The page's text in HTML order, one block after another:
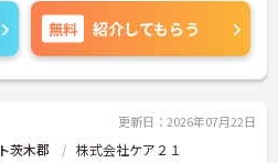
きやすい環境が整っ
いただけます。
策ポイントなど、さら
気軽にご相談くださ
無料 紹介してもらう
更新日：2026年07月22日
茨木郡 株式会社ケア２１